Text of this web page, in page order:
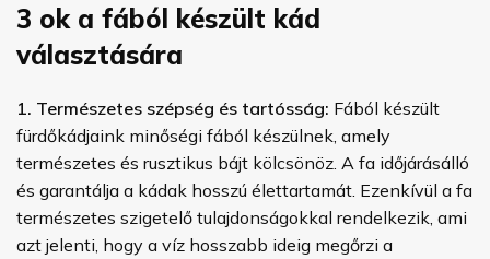
3 ok a fából készült kád
választására
1. Természetes szépség és tartósság: Fából készült
fürdőkádjaink minőségi fából készülnek, amely
természetes és rusztikus bájt kölcsönöz. A fa időjárásálló
és garantálja a kádak hosszú élettartamát. Ezenkívül a fa
természetes szigetelő tulajdonságokkal rendelkezik, ami
azt jelenti, hogy a víz hosszabb ideig megőrzi a